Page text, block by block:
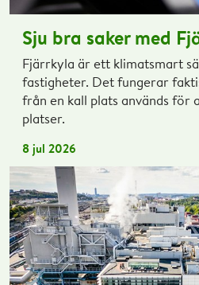
Sju bra saker med
Fjärrkyla är ett klimatsmart
fastigheter. Det fungerar
från en kall plats används för
platser.
8 jul 2026